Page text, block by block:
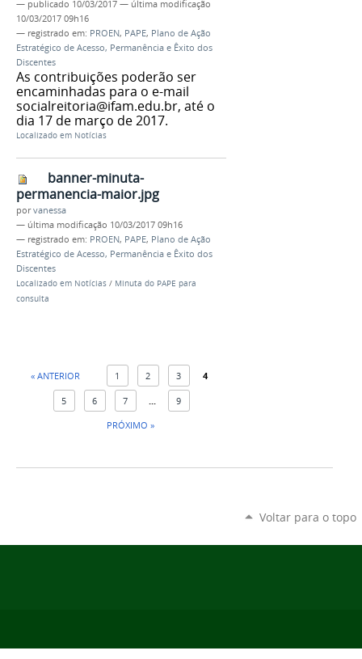
— publicado 10/03/2017 — última modificação
10/03/2017 09h16
— registrado em: PROEN, PAPE, Plano de Ação
Estratégico de Acesso, Permanência e Êxito dos
Discentes
As contribuições poderão ser
encaminhadas para o e-mail
socialreitoria@ifam.edu.br, até o
dia 17 de março de 2017.
Localizado em Notícias
banner-minuta-
permanencia-maior.jpg
porvanessa
— última modificação 10/03/2017 09h16
— registrado em: PROEN, PAPE, Plano de Ação
Estratégico de Acesso, Permanência e Êxito dos
Discentes
Localizado em Notícias / Minuta do PAPE para
consulta
« ANTERIOR 1 2 3 4
5 6 7 ...
9
PRÓXIMO »
Voltar para o topo